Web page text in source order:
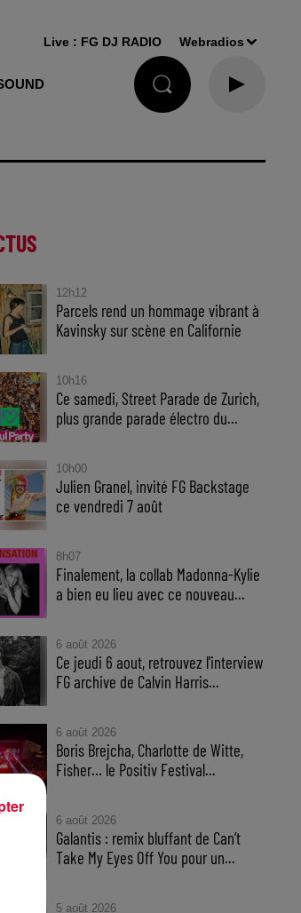
Live : FG DJ RADIO Webradios
12h12
Parcels rend un hommage vibrant à
Kavinsky sur scène en Californie
10h16
Ce samedi, Street Parade de Zurich,
plus grande parade électro du...
10h00
Julien Granel, invité FG Backstage
ce vendredi 7 août
8h07
Finalement, la collab Madonna-Kylie
a bien eu lieu avec ce nouveau...
6 août 2026
Ce jeudi 6 aout, retrouvez l'interview
FG archive de Calvin Harris...
6 août 2026
Boris Brejcha, Charlotte de Witte,
Fisher… le Positiv Festival...
6 août 2026
Galantis : remix bluffant de Can’t
Take My Eyes Off You pour un...
5 août 2026